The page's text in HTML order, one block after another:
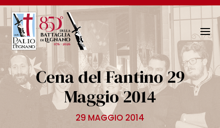
N
a
v
Cena del Fantino 29
Maggio 2014
29 MAGGIO 2014